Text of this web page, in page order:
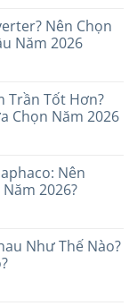
Nên Chọn
Năm 2026
Trần Tốt Hơn?
Chọn Năm 2026
Nên
2026?
Như Thế Nào?